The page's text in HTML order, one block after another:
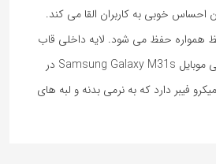
خوبی به کاربران القا می کند.
همواره حفظ می شود. لایه داخلی قاب
محافظ کاور سیلیکونی گوشی موبایل Samsung Galaxy M31s در
فیبر دارد که به نرمی بدنه و لبه های